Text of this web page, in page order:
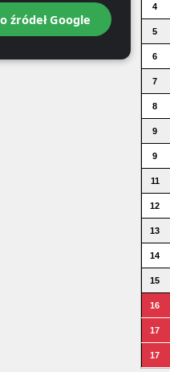
źródeł Google
4
5
6
7
8
9
9
11
12
13
14
15
16
17
17